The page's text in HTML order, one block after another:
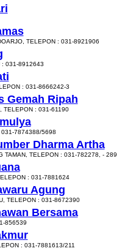
TELEPON : 031-8921906
: 031-8912643
: 031-8666242-3
Gemah Ripah
TELEPON : 031-61190
031-7874388/5698
Dharma Artha
TAMAN, TELEPON : 031-782278, - 289
: 031-7881624
Agung
TELEPON : 031-8672390
Bersama
856539
: 031-7881613/211